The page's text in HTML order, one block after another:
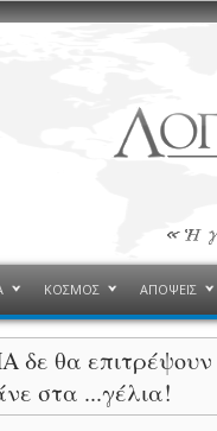
ΚΟΣΜΟΣ ΑΠΟΨΕΙΣ
δε θα
στα ...γέλια!